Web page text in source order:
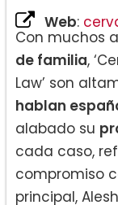
Web:
Con muchos
de familia,
Law’ son
hablan
alabado su
cada caso,
compromiso
principal,